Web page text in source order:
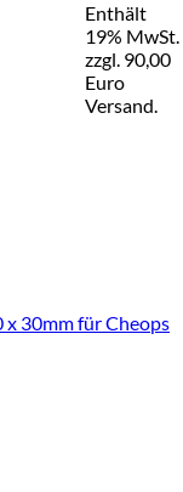
Enthält
19% MwSt.
zzgl. 90,00
Euro
Versand.
30mm für Cheops